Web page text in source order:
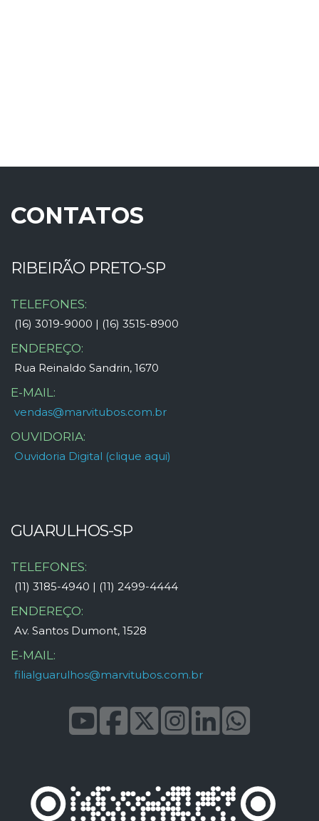
CONTATOS
RIBEIRÃO PRETO-SP
TELEFONES:
(16) 3019-9000 | (16) 3515-8900
ENDEREÇO:
Rua Reinaldo Sandrin, 1670
E-MAIL:
vendas@marvitubos.com.br
OUVIDORIA:
Ouvidoria Digital (clique aqui)
GUARULHOS-SP
TELEFONES:
(11) 3185-4940 | (11) 2499-4444
ENDEREÇO:
Av. Santos Dumont, 1528
E-MAIL:
filialguarulhos@marvitubos.com.br